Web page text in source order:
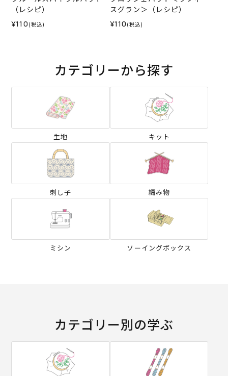
（レシピ）
¥110 (税込)
スグラン＞（レシピ）
¥110 (税込)
カテゴリーから探す
生地 キット
刺し子 編み物
ミシン ソーイングボックス
カテゴリー別の学ぶ